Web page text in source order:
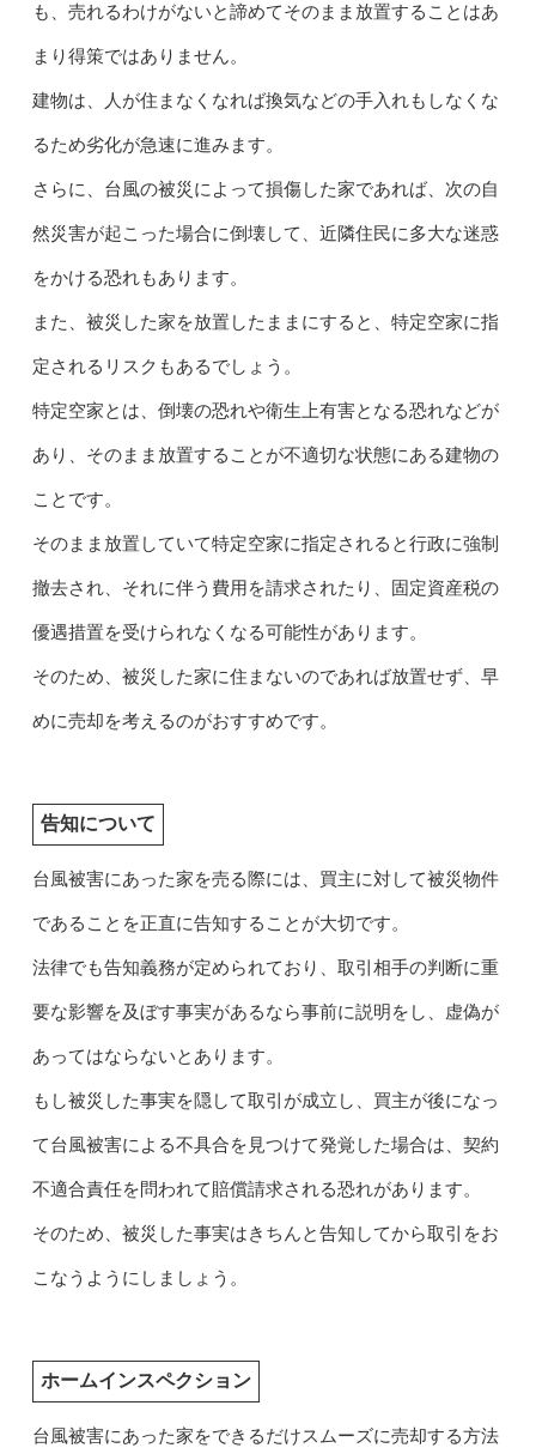
も、売れるわけがないと諦めてそのまま放置することはあ
まり得策ではありません。
建物は、人が住まなくなれば換気などの手入れもしなくな
るため劣化が急速に進みます。
さらに、台風の被災によって損傷した家であれば、次の自
然災害が起こった場合に倒壊して、近隣住民に多大な迷惑
をかける恐れもあります。
また、被災した家を放置したままにすると、特定空家に指
定されるリスクもあるでしょう。
特定空家とは、倒壊の恐れや衛生上有害となる恐れなどが
あり、そのまま放置することが不適切な状態にある建物の
ことです。
そのまま放置していて特定空家に指定されると行政に強制
撤去され、それに伴う費用を請求されたり、固定資産税の
優遇措置を受けられなくなる可能性があります。
そのため、被災した家に住まないのであれば放置せず、早
めに売却を考えるのがおすすめです。
告知について
台風被害にあった家を売る際には、買主に対して被災物件
であることを正直に告知することが大切です。
法律でも告知義務が定められており、取引相手の判断に重
要な影響を及ぼす事実があるなら事前に説明をし、虚偽が
あってはならないとあります。
もし被災した事実を隠して取引が成立し、買主が後になっ
て台風被害による不具合を見つけて発覚した場合は、契約
不適合責任を問われて賠償請求される恐れがあります。
そのため、被災した事実はきちんと告知してから取引をお
こなうようにしましょう。
ホームインスペクション
台風被害にあった家をできるだけスムーズに売却する方法